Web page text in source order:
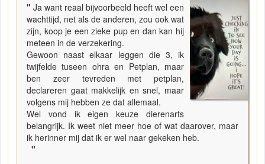
" Ja want reaal bijvoorbeeld heeft wel een
wachttijd, net als de anderen, zou ook wat
zijn, koop je een zieke pup en dan kan hij
meteen in de verzekering.
Gewoon naast elkaar leggen die 3, ik
twijfelde tuseen ohra en Petplan, maar
ben zeer tevreden met petplan,
declareren gaat makkelijk en snel, maar
volgens mij hebben ze dat allemaal.
Wel vond ik eigen keuze dierenarts
belangrijk. Ik weet niet meer hoe of wat daarover, maar
ik herinner mij dat ik er wel naar gekeken heb.
"